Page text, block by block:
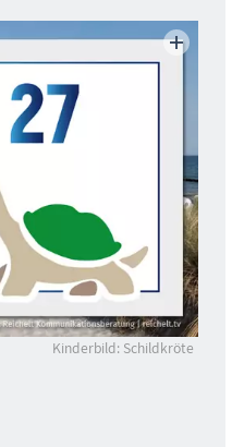
Kinderbild: Schildkröte